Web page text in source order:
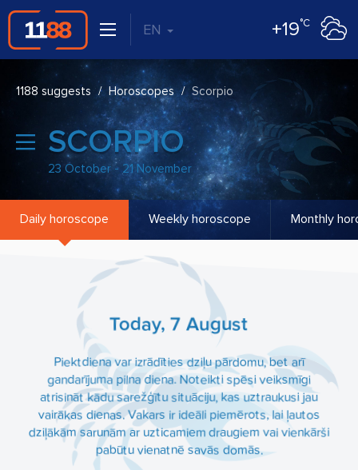
EN +19°C
1188 suggests Horoscopes Scorpio
SCORPIO
23 October - 21 November
Daily horoscope Weekly horoscope Monthly
Today, 7 August
Piektdiena var izrādīties dziļu pārdomu, bet arī
gandarījuma pilna diena. Noteikti spēsi veiksmīgi
atrisināt kādu sarežģītu situāciju, kas uztraukusi jau
vairākas dienas. Vakars ir ideāli piemērots, lai ļautos
dziļākām sarunām ar uzticamiem draugiem vai vienkārši
pabūtu vienatnē savās domās.